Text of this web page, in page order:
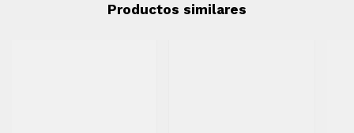
Productos similares